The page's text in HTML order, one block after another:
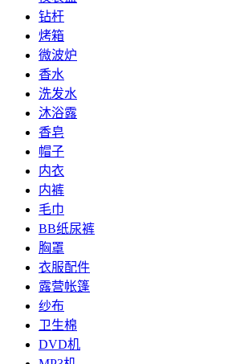
钻杆
烤箱
微波炉
香水
洗发水
沐浴露
香皂
帽子
内衣
内裤
毛巾
BB纸尿裤
胸罩
衣服配件
露营帐篷
纱布
卫生棉
DVD机